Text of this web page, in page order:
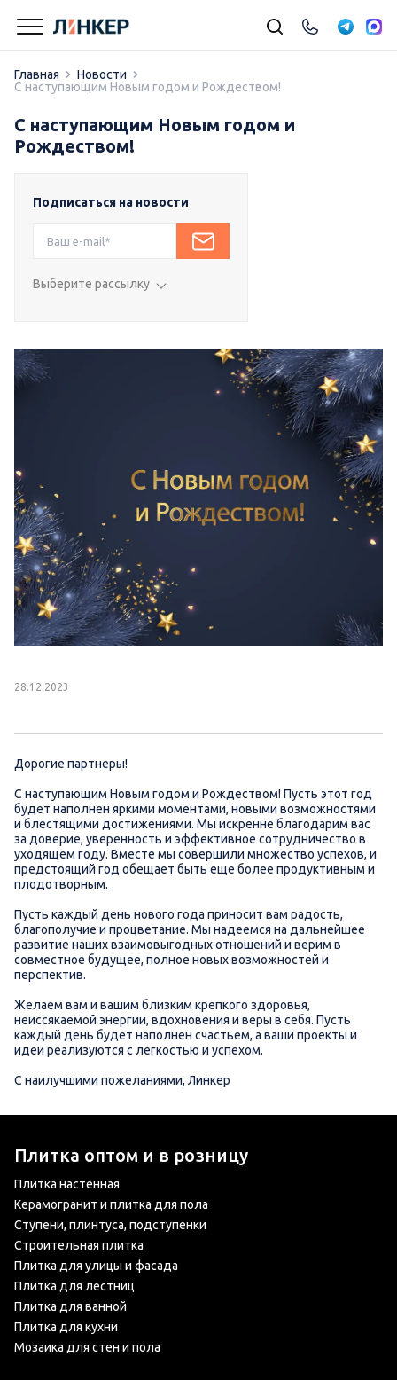
Главная
Новости
С наступающим Новым годом и Рождеством!
С наступающим Новым годом и
Рождеством!
Подписаться на новости
Выберите рассылку
28.12.2023
Дорогие партнеры!
С наступающим Новым годом и Рождеством! Пусть этот год
будет наполнен яркими моментами, новыми возможностями
и блестящими достижениями. Мы искренне благодарим вас
за доверие, уверенность и эффективное сотрудничество в
уходящем году. Вместе мы совершили множество успехов, и
предстоящий год обещает быть еще более продуктивным и
плодотворным.
Пусть каждый день нового года приносит вам радость,
благополучие и процветание. Мы надеемся на дальнейшее
развитие наших взаимовыгодных отношений и верим в
совместное будущее, полное новых возможностей и
перспектив.
Желаем вам и вашим близким крепкого здоровья,
неиссякаемой энергии, вдохновения и веры в себя. Пусть
каждый день будет наполнен счастьем, а ваши проекты и
идеи реализуются с легкостью и успехом.
С наилучшими пожеланиями, Линкер
Плитка оптом и в розницу
Плитка настенная
Керамогранит и плитка для пола
Ступени, плинтуса, подступенки
Строительная плитка
Плитка для улицы и фасада
Плитка для лестниц
Плитка для ванной
Плитка для кухни
Мозаика для стен и пола